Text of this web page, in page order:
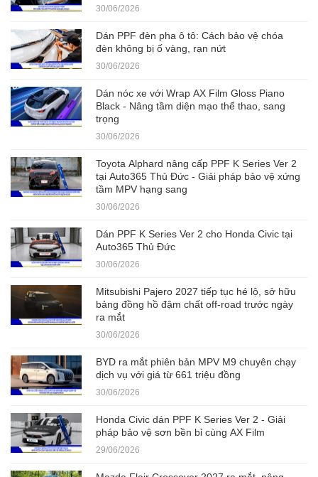
30/06/2026
Dán PPF đèn pha ô tô: Cách bảo vệ chóa
đèn không bị ố vàng, rạn nứt
30/06/2026
Dán nóc xe với Wrap AX Film Gloss Piano
Black - Nâng tầm diện mạo thể thao, sang
trọng
30/06/2026
Toyota Alphard nâng cấp PPF K Series Ver 2
tại Auto365 Thủ Đức - Giải pháp bảo vệ xứng
tầm MPV hạng sang
30/06/2026
Dán PPF K Series Ver 2 cho Honda Civic tại
Auto365 Thủ Đức
30/06/2026
Mitsubishi Pajero 2027 tiếp tục hé lộ, sở hữu
bảng đồng hồ đậm chất off-road trước ngày
ra mắt
30/06/2026
BYD ra mắt phiên bản MPV M9 chuyên chạy
dịch vụ với giá từ 661 triệu đồng
30/06/2026
Honda Civic dán PPF K Series Ver 2 - Giải
pháp bảo vệ sơn bền bỉ cùng AX Film
29/06/2026